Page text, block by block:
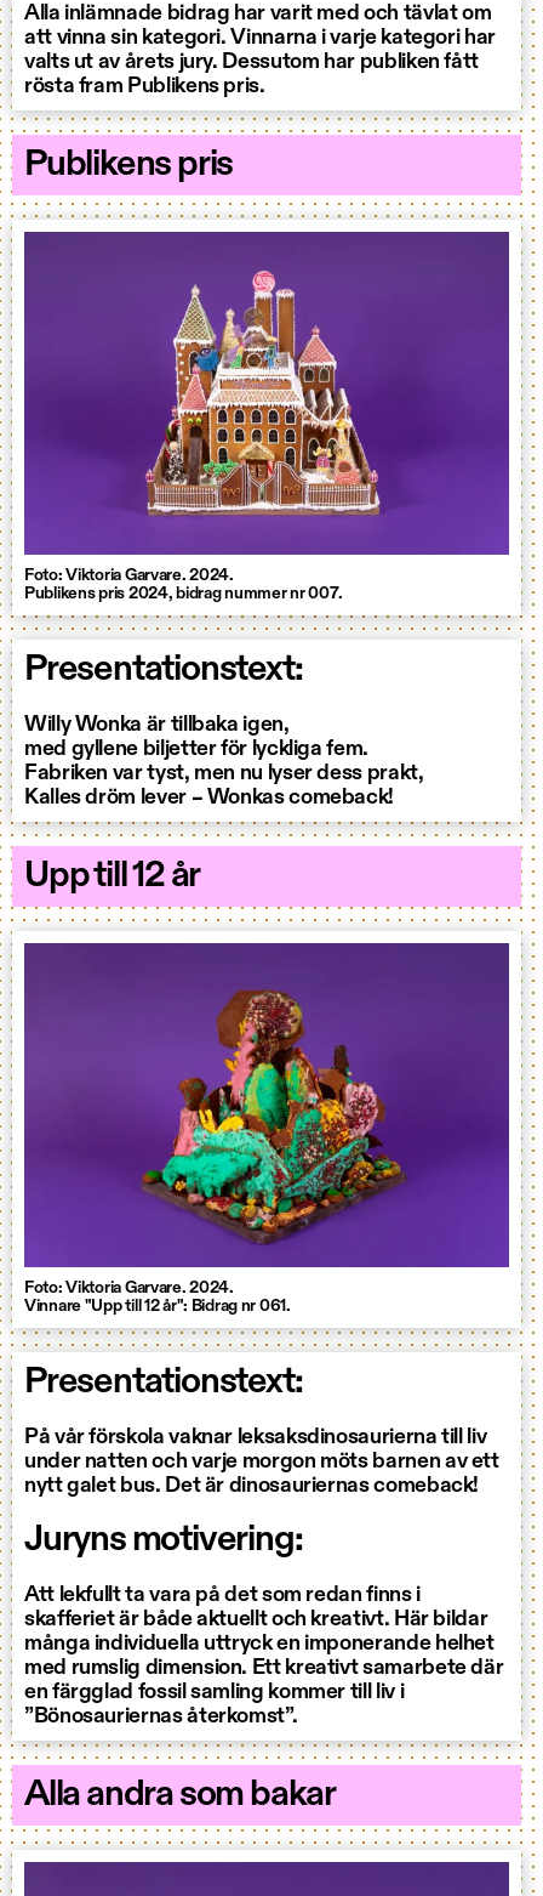
Alla inlämnade bidrag har varit med och tävlat om
att vinna sin kategori. Vinnarna i varje kategori har
valts ut av årets jury. Dessutom har publiken fått
rösta fram Publikens pris.
Publikens pris
Foto: Viktoria Garvare. 2024.
Publikens pris 2024, bidrag nummer nr 007.
Presentationstext:
Willy Wonka är tillbaka igen,
med gyllene biljetter för lyckliga fem.
Fabriken var tyst, men nu lyser dess prakt,
Kalles dröm lever – Wonkas comeback!
Upp till 12 år
Foto: Viktoria Garvare. 2024.
Vinnare "Upp till 12 år": Bidrag nr 061.
Presentationstext:
På vår förskola vaknar leksaksdinosaurierna till liv
under natten och varje morgon möts barnen av ett
nytt galet bus. Det är dinosauriernas comeback!
Juryns motivering:
Att lekfullt ta vara på det som redan finns i
skafferiet är både aktuellt och kreativt. Här bildar
många individuella uttryck en imponerande helhet
med rumslig dimension. Ett kreativt samarbete där
en färgglad fossil samling kommer till liv i
”Bönosauriernas återkomst”.
Alla andra som bakar